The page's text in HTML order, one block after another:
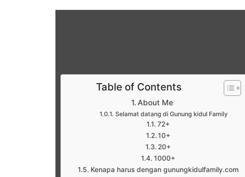
Table of Contents
About Me
Selamat datang di Gunung kidul Family
72+
10+
20+
1000+
Kenapa harus dengan gunungkidulfamily.com